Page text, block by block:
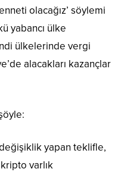
olacağız’ söylemi
yabancı ülke
ülkelerinde vergi
alacakları kazançlar
değişiklik yapan teklifle,
varlık